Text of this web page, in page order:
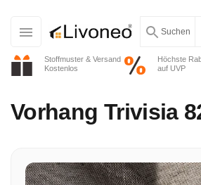
Stoffmuster & Versand
Kostenlos
Höchste
auf UVP
Suchen
Vorhang Trivisia